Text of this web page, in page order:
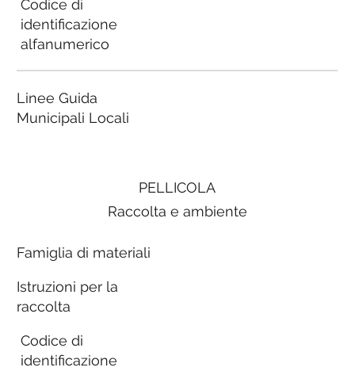
PELLICOLA
Raccolta e ambiente
Famiglia di materiali
Istruzioni per la
raccolta
Codice di
identificazione
Codice di
identificazione
alfanumerico
Linee Guida
Municipali Locali